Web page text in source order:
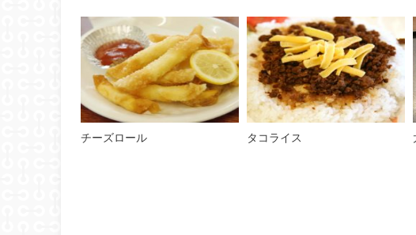
チーズロール タコライス